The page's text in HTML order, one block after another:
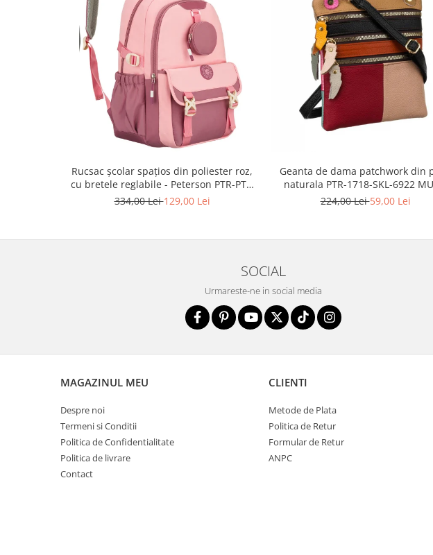
Rucsac școlar spațios din poliester roz,
cu bretele reglabile - Peterson PTR-PTN
8610-1327 PINK
334,00 Lei129,00 Lei
Geanta de dama patchwork din
naturala PTR-1718-SKL-6922
224,00 Lei59,00 Lei
SOCIAL
Urmareste-ne in social media
MAGAZINUL MEU
Despre noi
Termeni si Conditii
Politica de Confidentialitate
Politica de livrare
Contact
CLIENTI
Metode de Plata
Politica de Retur
Formular de Retur
ANPC